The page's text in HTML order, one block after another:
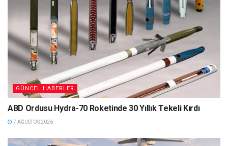
GÜNCEL HABERLER
ABD Ordusu Hydra-70 Roketinde 30 Yıllık Tekeli Kırdı
7 AĞUSTOS 2026